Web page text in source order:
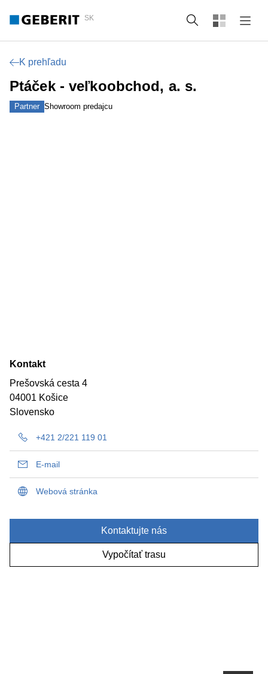
SK Vyhľadať
K prehľadu
Ptáček - veľkoobchod, a. s.
Partner Showroom predajcu
Kontakt
Prešovská cesta 4
04001 Košice
Slovensko
+421 2/221 119 01
E-mail
Webová stránka
Kontaktujte nás
Vypočítať trasu